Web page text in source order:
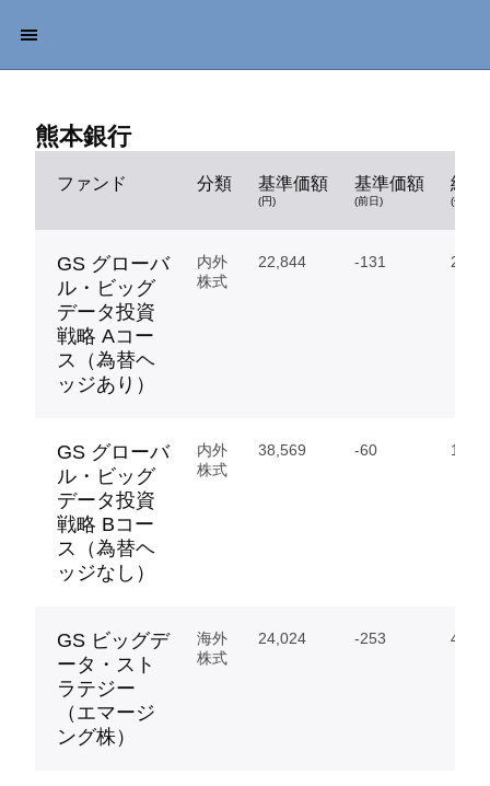
熊本銀行
ファンド 分類 基準価額
(円)
基準価額
(前日)
純資
(億円)
GS グローバ
ル・ビッグ
データ投資
戦略 Aコー
ス（為替ヘ
ッジあり）
内外
株式
22,844 -131
GS グローバ
ル・ビッグ
データ投資
戦略 Bコー
ス（為替ヘ
ッジなし）
内外
株式
38,569 -60
GS ビッグデ
ータ・スト
ラテジー
（エマージ
ング株）
海外
株式
24,024 -253 40.30